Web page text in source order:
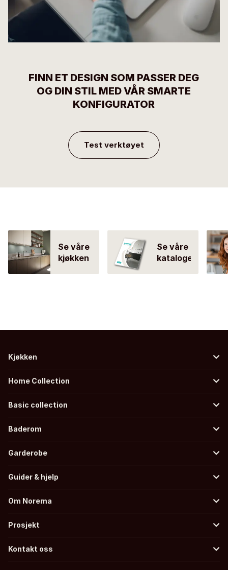
FINN ET DESIGN SOM PASSER DEG
OG DIN STIL MED VÅR SMARTE
KONFIGURATOR
Test verktøyet
Se våre
kjøkken
Se våre
kataloger
Kjøkken
Home Collection
Basic collection
Baderom
Garderobe
Guider & hjelp
Om Norema
Prosjekt
Kontakt oss